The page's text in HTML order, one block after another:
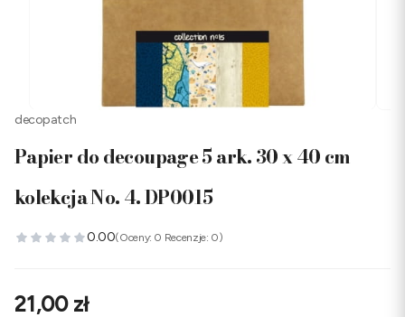
decopatch
Papier do decoupage 5 ark. 30 x 40 cm
kolekcja No. 4. DP0015
0.00(Oceny: 0 Recenzje: 0)
Cena
21,00 zł